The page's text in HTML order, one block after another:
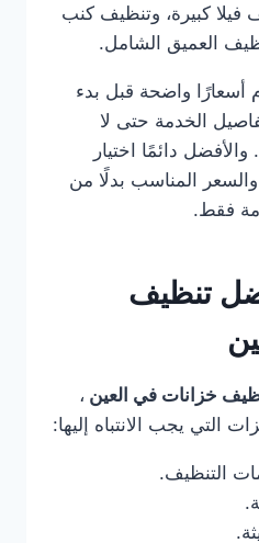
كبيرة، وتنظيف كنب
العميق الشامل.
أسعارًا واضحة قبل بدء
الخدمة حتى لا
دائمًا اختيار
المناسب بدلًا من
فقط.
تنظيف
خزانات في العين ،
التي يجب الانتباه إليها:
التنظيف.